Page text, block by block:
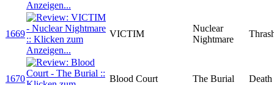
1669 VICTIM
Nuclear
Nightmare
1670 Blood Court The Burial